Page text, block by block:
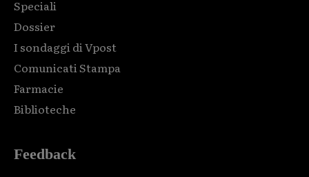
Speciali
Dossier
I sondaggi di Vpost
Comunicati Stampa
Farmacie
Biblioteche
Feedback